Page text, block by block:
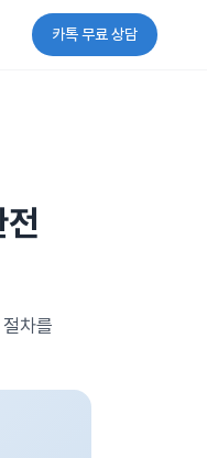
카톡 무료 상담
차를